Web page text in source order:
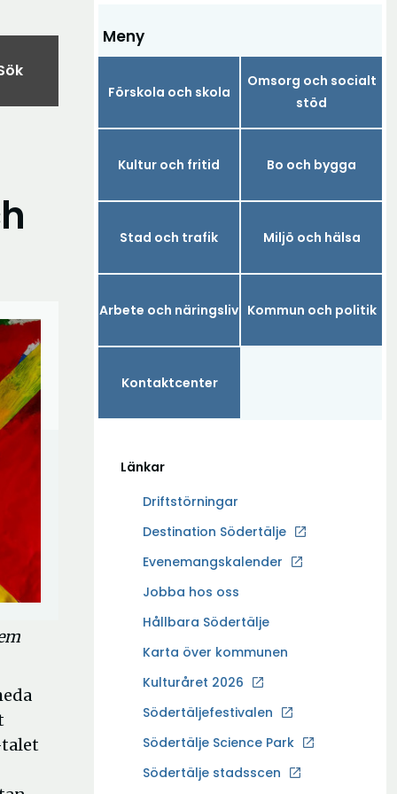
Meny
Förskola och skola
Omsorg och socialt
stöd
Kultur och fritid Bo och bygga
Stad och trafik Miljö och hälsa
Arbete och näringsliv Kommun och politik
Kontaktcenter
Länkar
Driftstörningar
Destination Södertälje
Ö
p
n
a
y
t
f
ö
Evenemangskalender
Jobba hos oss
Ö
p
n
a
y
t
Hållbara Södertälje
Karta över kommunen
Kulturåret 2026
Södertäljefestivalen
Södertälje Science Park
Ö
p
Södertälje stadsscen